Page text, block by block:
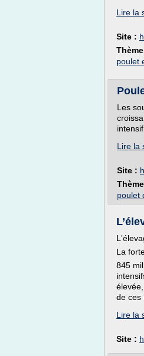
Lire la
Site :
poulet
Les
Lire la
Site :
poulet
La
845
de ces
Lire la
Site :